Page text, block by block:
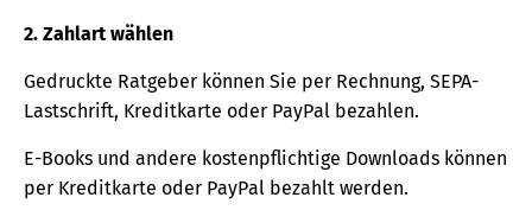
2. Zahlart wählen
Gedruckte Ratgeber können Sie per Rechnung, SEPA-
Lastschrift, Kreditkarte oder PayPal bezahlen.
E-Books und andere kostenpflichtige Downloads können
per Kreditkarte oder PayPal bezahlt werden.